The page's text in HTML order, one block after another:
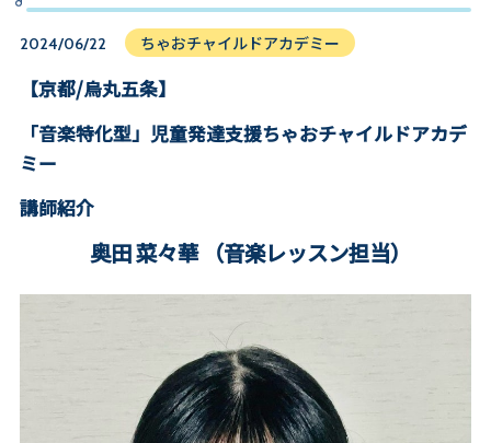
2024/06/22 ちゃおチャイルドアカデミー
【京都/烏丸五条】
「音楽特化型」児童発達支援ちゃおチャイルドアカデ
ミー
講師紹介
奥田 菜々華 （音楽レッスン担当）